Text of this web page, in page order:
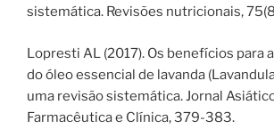
sistemática. Revisões nutricionais,
Lopresti AL (2017). Os benefícios para
do óleo essencial de lavanda
uma revisão sistemática. Jornal
Farmacêutica e Clínica, 379-383.